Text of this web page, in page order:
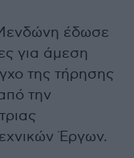
έδωσε
για άμεση
της τήρησης
την
Έργων.